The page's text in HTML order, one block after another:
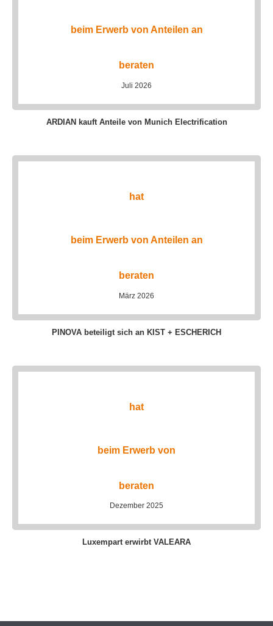
beim Erwerb von Anteilen an
beraten
Juli 2026
ARDIAN kauft Anteile von Munich Electrification
hat
beim Erwerb von Anteilen an
beraten
März 2026
PINOVA beteiligt sich an KIST + ESCHERICH
hat
beim Erwerb von
beraten
Dezember 2025
Luxempart erwirbt VALEARA